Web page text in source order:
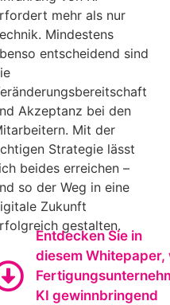
mehr als nur
Mindestens
entscheidend sind
Akzeptanz bei den
Mit der
Strategie lässt
beides erreichen –
so der Weg in eine
Zukunft
gestalten.
Entdecken Sie in
diesem Whitepaper,
KI gewinnbringend